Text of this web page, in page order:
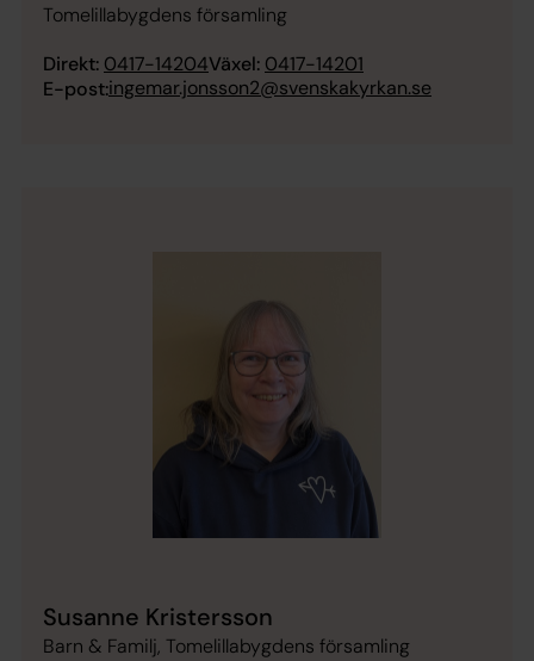
Tomelillabygdens församling
Direkt: 0417-14204Växel: 0417-14201
E-post:ingemar.jonsson2@svenskakyrkan.se
Susanne Kristersson
Barn & Familj, Tomelillabygdens församling